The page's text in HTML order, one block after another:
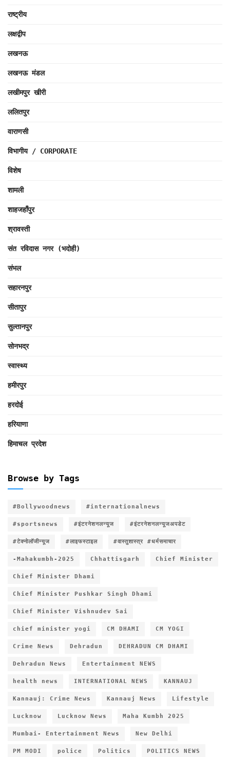
राष्ट्रीय
लक्षद्वीप
लखनऊ
लखनऊ मंडल
लखीमपुर खीरी
ललितपुर
वाराणसी
विभागीय / CORPORATE
विशेष
शामली
शाहजहाँपुर
श्रावस्ती
संत रविदास नगर (भदोही)
संभल
सहारनपुर
सीतापुर
सुल्तानपुर
सोनभद्र
स्वास्थ्य
हमीरपुर
हरदोई
हरियाणा
हिमाचल प्रदेश
Browse by Tags
#Bollywoodnews #internationalnews
#sportsnews #इंटरनेशनलन्यूज #इंटरनेशनलन्यूजअपडेट
#टेक्नोलॉजीन्यूज #लाइफस्टाइल #वास्तुशास्त्र #धर्मसमाचार
-Mahakumbh-2025 Chhattisgarh Chief Minister
Chief Minister Dhami
Chief Minister Pushkar Singh Dhami
Chief Minister Vishnudev Sai
chief minister yogi CM DHAMI CM YOGI
Crime News Dehradun DEHRADUN CM DHAMI
Dehradun News Entertainment NEWS
health news INTERNATIONAL NEWS KANNAUJ
Kannauj: Crime News Kannauj News Lifestyle
Lucknow Lucknow News Maha Kumbh 2025
Mumbai- Entertainment News New Delhi
PM MODI police Politics POLITICS NEWS